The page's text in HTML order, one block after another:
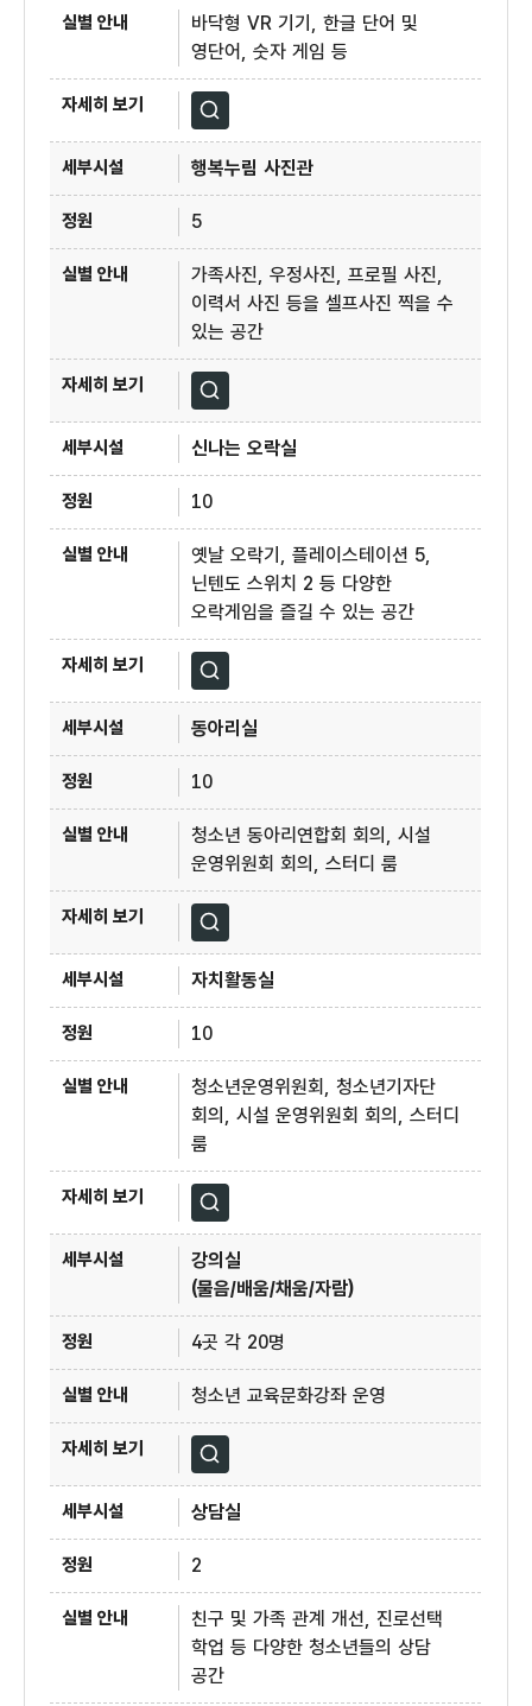
바닥형 VR 기기, 한글 단어 및
영단어, 숫자 게임 등
자세히보기
행복누림 사진관
5
가족사진, 우정사진, 프로필 사진,
이력서 사진 등을 셀프사진 찍을 수
있는 공간
자세히보기
신나는 오락실
10
옛날 오락기, 플레이스테이션 5,
닌텐도 스위치 2 등 다양한
오락게임을 즐길 수 있는 공간
자세히보기
동아리실
10
청소년 동아리연합회 회의, 시설
운영위원회 회의, 스터디 룸
자세히보기
자치활동실
10
청소년운영위원회, 청소년기자단
회의, 시설 운영위원회 회의, 스터디
룸
자세히보기
강의실
(물음/배움/채움/자람)
4곳 각 20명
청소년 교육문화강좌 운영
자세히보기
상담실
2
친구 및 가족 관계 개선, 진로선택
학업 등 다양한 청소년들의 상담
공간